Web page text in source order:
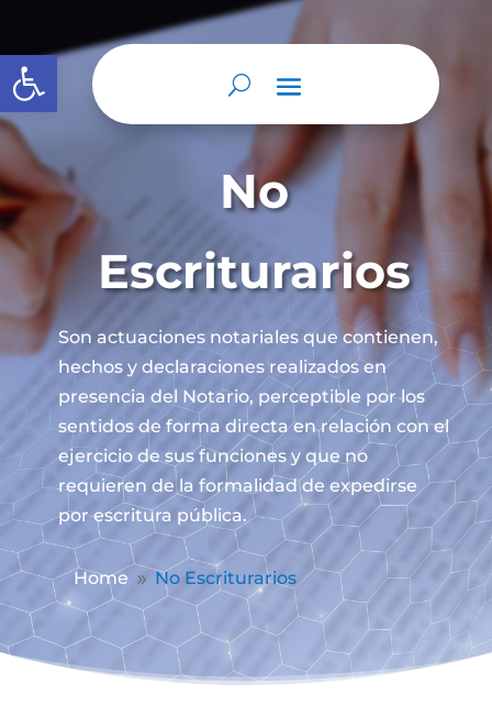
Abrir barra de herramientas
No
Escriturarios
Son actuaciones notariales que contienen,
hechos y declaraciones realizados en
presencia del Notario, perceptible por los
sentidos de forma directa en relación con el
ejercicio de sus funciones y que no
requieren de la formalidad de expedirse
por escritura pública.
Home 9 No Escriturarios